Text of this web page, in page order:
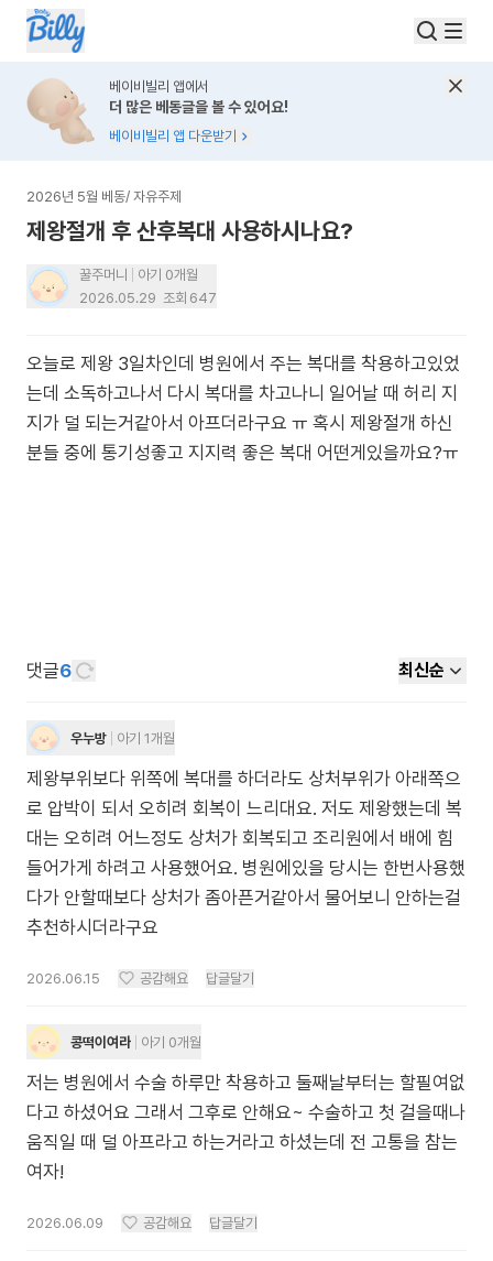
베이비빌리 앱에서
더 많은 베동글을 볼 수 있어요!
베이비빌리 앱 다운받기
2026년 5월 베동/ 자유주제
제왕절개 후 산후복대 사용하시나요?
꿀주머니
아기 0개월
2026.05.29 조회 647
오늘로 제왕 3일차인데 병원에서 주는 복대를 착용하고있었
는데 소독하고나서 다시 복대를 차고나니 일어날 때 허리 지
지가 덜 되는거같아서 아프더라구요 ㅠ 혹시 제왕절개 하신
분들 중에 통기성좋고 지지력 좋은 복대 어떤게있을까요?ㅠ
댓글6 최신순
우누방 아기 1개월
제왕부위보다 위쪽에 복대를 하더라도 상처부위가 아래쪽으
로 압박이 되서 오히려 회복이 느리대요. 저도 제왕했는데 복
대는 오히려 어느정도 상처가 회복되고 조리원에서 배에 힘
들어가게 하려고 사용했어요. 병원에있을 당시는 한번사용했
다가 안할때보다 상처가 좀아픈거같아서 물어보니 안하는걸
추천하시더라구요
2026.06.15 공감해요 답글달기
콩떡이여라 아기 0개월
저는 병원에서 수술 하루만 착용하고 둘째날부터는 할필여없
다고 하셨어요 그래서 그후로 안해요~ 수술하고 첫 걸을때나
움직일 때 덜 아프라고 하는거라고 하셨는데 전 고통을 참는
여자!
2026.06.09 공감해요 답글달기